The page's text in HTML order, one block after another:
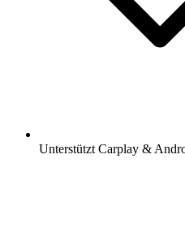
Unterstützt Carplay &